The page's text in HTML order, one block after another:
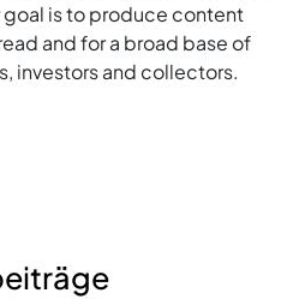
is to produce content
and for a broad base of
investors and collectors.